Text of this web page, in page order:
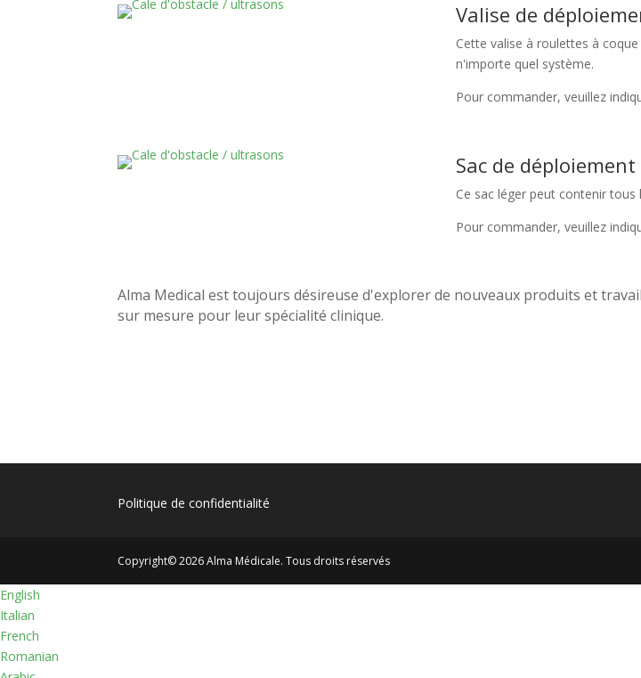
Valise de
Cette valise à roulettes à
n'importe quel système.
Pour commander, veuillez
Sac de
Ce sac léger peut contenir tous
Pour commander, veuillez
Alma Medical est toujours désireuse d'explorer de nouveaux produits et
sur mesure pour leur spécialité clinique.
Politique de confidentialité
Copyright© 2026 Alma Médicale. Tous droits réservés
English
Italian
French
Romanian